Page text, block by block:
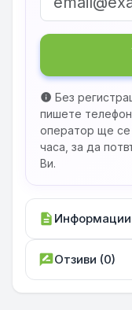
info Без
пишете
оператор ще се
часа, за да
Ви.
description Информации
rate_reviewОтзиви (0)